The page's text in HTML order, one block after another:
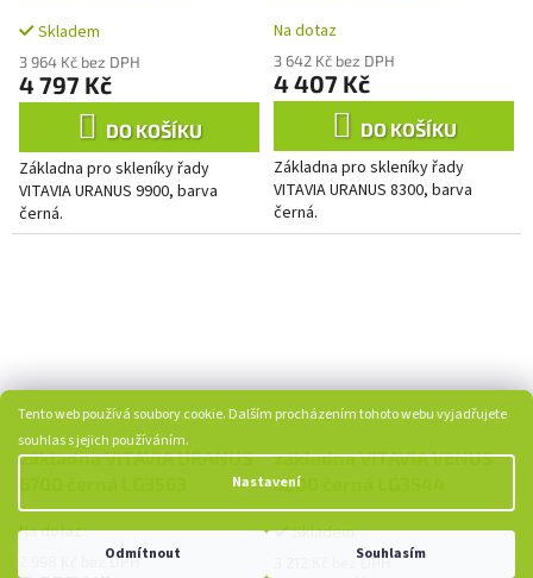
Tento web používá soubory cookie. Dalším procházením tohoto webu vyjadřujete
souhlas s jejich používáním.
Nastavení
Odmítnout Souhlasím
Skladem
3 964 Kč bez DPH
4 797 Kč
DO KOŠÍKU
Základna pro skleníky řady
VITAVIA URANUS 9900, barva
černá.
Na dotaz
3 642 Kč bez DPH
4 407 Kč
DO KOŠÍKU
Základna pro skleníky řady
VITAVIA URANUS 8300, barva
černá.
základna VITAVIA URANUS
Na dotaz
2 998 Kč bez DPH
základna VITAVIA VENUS
6200 černá LG3544
Skladem
3 212 Kč bez DPH